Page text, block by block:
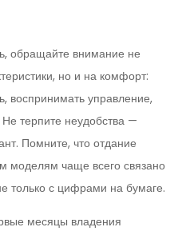
обращайте внимание не
но и на комфорт:
воспринимать управление,
терпите неудобства —
Помните, что отдание
моделям чаще всего связано
с цифрами на бумаге.
месяцы владения